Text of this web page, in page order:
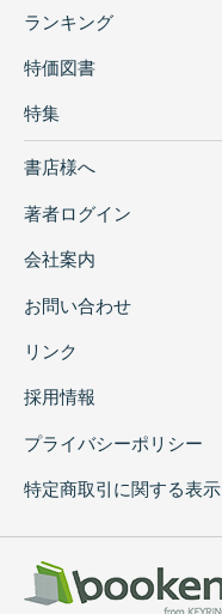
ランキング
特価図書
特集
書店様へ
著者ログイン
会社案内
お問い合わせ
リンク
採用情報
プライバシーポリシー
特定商取引に関する表示